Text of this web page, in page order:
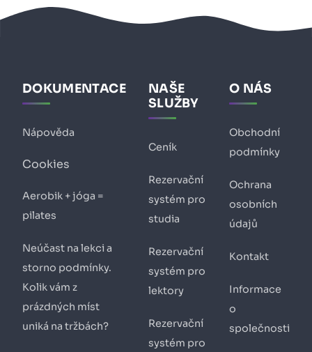
DOKUMENTACE
Nápověda
Cookies
Aerobik + jóga =
pilates
Neúčast na lekci a
storno podmínky.
Kolik vám z
prázdných míst
uniká na tržbách?
NAŠE
SLUŽBY
Ceník
Rezervační
systém pro
studia
Rezervační
systém pro
lektory
Rezervační
systém pro
O NÁS
Obchodní
podmínky
Ochrana
osobních
údajů
Kontakt
Informace
o
společnosti